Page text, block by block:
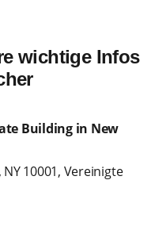
wichtige Infos
Building in New
10001, Vereinigte